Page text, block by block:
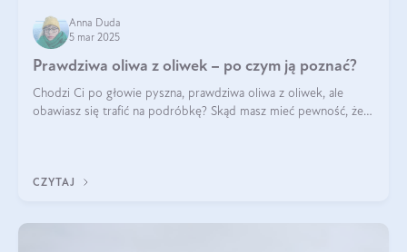
Anna Duda
5 mar 2025
Prawdziwa oliwa z oliwek – po czym ją poznać?
Chodzi Ci po głowie pyszna, prawdziwa oliwa z oliwek, ale
obawiasz się trafić na podróbkę? Skąd masz mieć pewność, że
CZYTAJ